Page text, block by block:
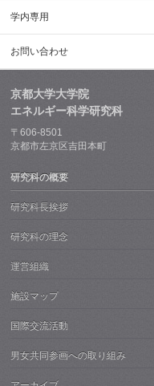
学内専用
お問い合わせ
京都大学大学院
エネルギー科学研究科
〒606-8501
京都市左京区吉田本町
研究科の概要
研究科長挨拶
研究科の理念
運営組織
施設マップ
国際交流活動
男女共同参画への取り組み